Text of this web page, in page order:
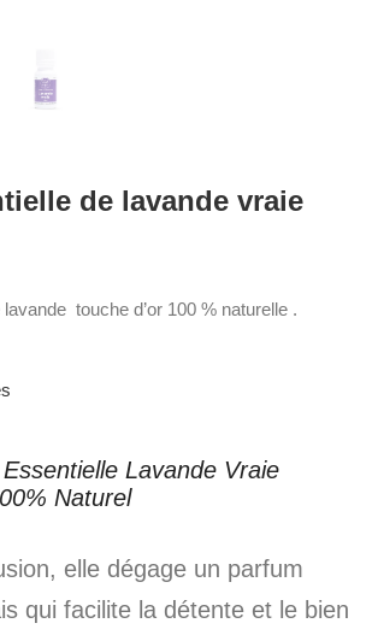
de lavande vraie
lavande touche d’or 100 % naturelle .
Lavande Vraie
Naturel
elle dégage un parfum
qui facilite la détente et le bien